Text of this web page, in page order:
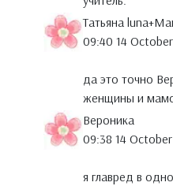
Татьяна
09:40 14
да это точно
женщины и
Вероника
09:38 14
я главред в